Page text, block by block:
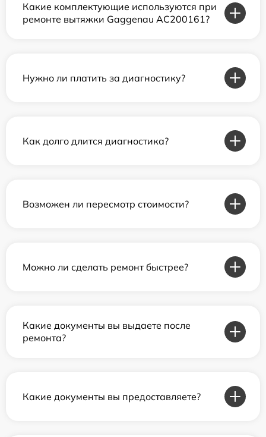
Какие комплектующие используются при
ремонте вытяжки Gaggenau AC200161?
Нужно ли платить за диагностику?
Как долго длится диагностика?
Возможен ли пересмотр стоимости?
Можно ли сделать ремонт быстрее?
Какие документы вы выдаете после
ремонта?
Какие документы вы предоставляете?